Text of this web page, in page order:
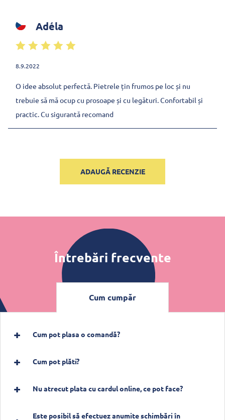
Adéla
8.9.2022
O idee absolut perfectă. Pietrele țin frumos pe loc și nu
trebuie să mă ocup cu prosoape și cu legături. Confortabil și
practic. Cu sigurantă recomand
ADAUGĂ RECENZIE
Întrebări frecvente
Cum cumpăr
Cum pot plasa o comandă?
Cum pot plăti?
Nu atrecut plata cu cardul online, ce pot face?
Este posibil să efectuez anumite schimbări în